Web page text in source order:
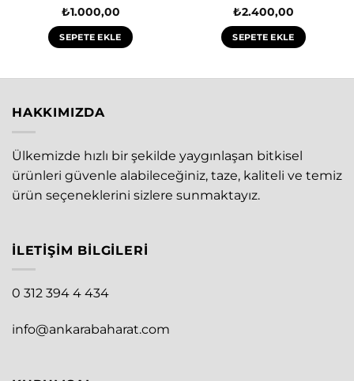
₺1.000,00
SEPETE EKLE
₺2.400,00
SEPETE EKLE
HAKKIMIZDA
Ülkemizde hızlı bir şekilde yaygınlaşan bitkisel
ürünleri güvenle alabileceğiniz, taze, kaliteli ve temiz
ürün seçeneklerini sizlere sunmaktayız.
İLETIŞIM BILGILERI
0 312 394 4 434
info@ankarabaharat.com